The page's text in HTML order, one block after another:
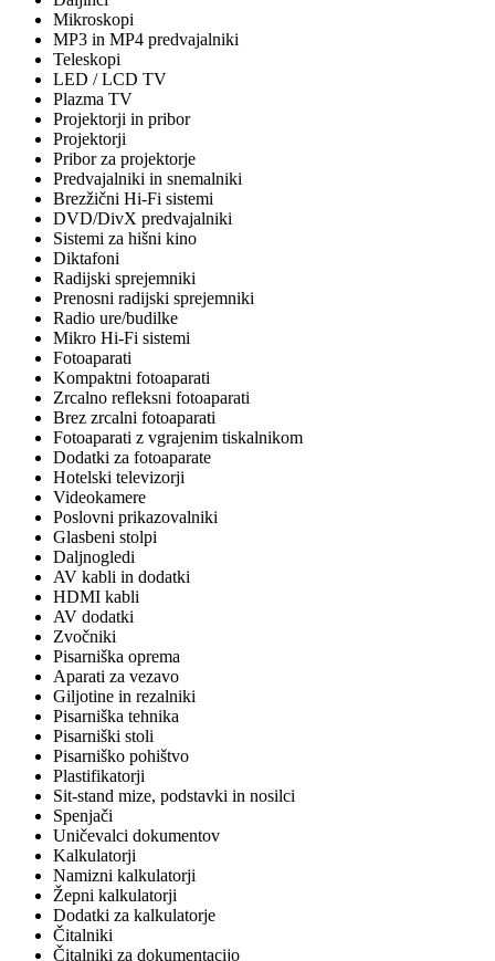
Mikroskopi
MP3 in MP4 predvajalniki
Teleskopi
LED / LCD TV
Plazma TV
Projektorji in pribor
Projektorji
Pribor za projektorje
Predvajalniki in snemalniki
Brezžični Hi-Fi sistemi
DVD/DivX predvajalniki
Sistemi za hišni kino
Diktafoni
Radijski sprejemniki
Prenosni radijski sprejemniki
Radio ure/budilke
Mikro Hi-Fi sistemi
Fotoaparati
Kompaktni fotoaparati
Zrcalno refleksni fotoaparati
Brez zrcalni fotoaparati
Fotoaparati z vgrajenim tiskalnikom
Dodatki za fotoaparate
Hotelski televizorji
Videokamere
Poslovni prikazovalniki
Glasbeni stolpi
Daljnogledi
AV kabli in dodatki
HDMI kabli
AV dodatki
Zvočniki
Pisarniška oprema
Aparati za vezavo
Giljotine in rezalniki
Pisarniška tehnika
Pisarniški stoli
Pisarniško pohištvo
Plastifikatorji
Sit-stand mize, podstavki in nosilci
Spenjači
Uničevalci dokumentov
Kalkulatorji
Namizni kalkulatorji
Žepni kalkulatorji
Dodatki za kalkulatorje
Čitalniki
Čitalniki za dokumentacijo